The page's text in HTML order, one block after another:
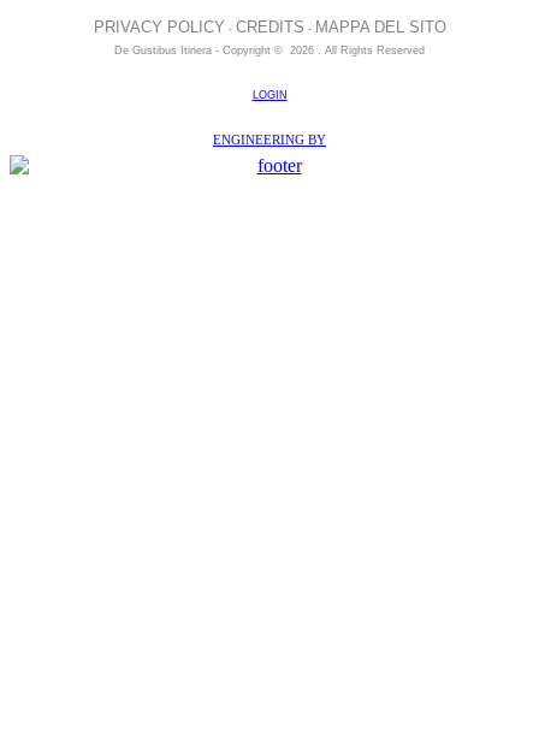
PRIVACY POLICY - CREDITS - MAPPA DEL SITO
De Gustibus Itinera - Copyright © 2026 All Rights Reserved
LOGIN
ENGINEERING BY